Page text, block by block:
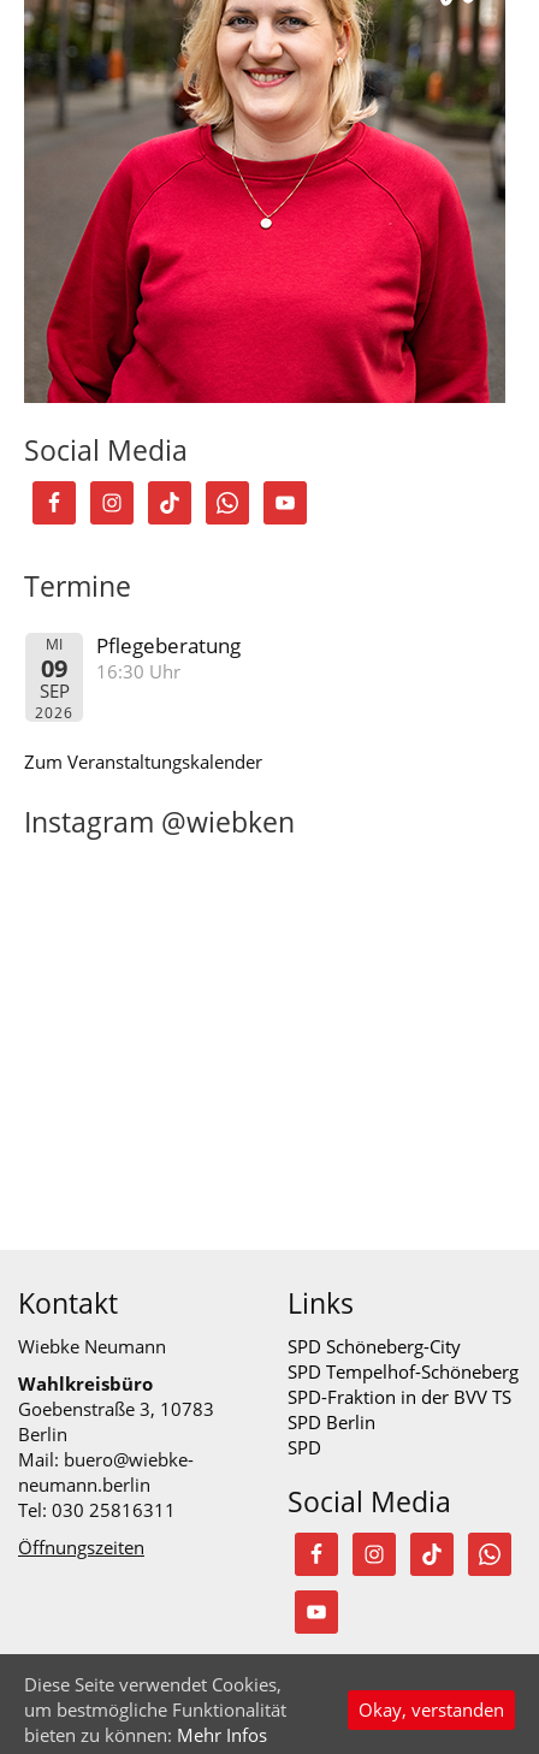
Social Media
Termine
MI
09
SEP
2026
Pflegeberatung
16:30 Uhr
Zum Veranstaltungskalender
Instagram @wiebken
Kontakt
Wiebke Neumann
Wahlkreisbüro
Goebenstraße 3, 10783
Berlin
Mail: buero@wiebke-
neumann.berlin
Tel: 030 25816311
Öffnungszeiten
Links
SPD Schöneberg-City
SPD Tempelhof-Schöneberg
SPD-Fraktion in der BVV TS
SPD Berlin
SPD
Social Media
© Wiebke Neumann 2026
Startseite
Impressum Datenschutzerklärung Nach oben
Diese Seite verwendet Cookies,
um bestmögliche Funktionalität
bieten zu können: Mehr Infos
Okay, verstanden